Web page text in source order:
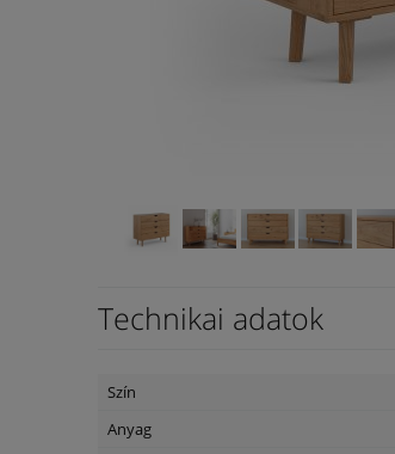
Technikai adatok
Szín
Anyag